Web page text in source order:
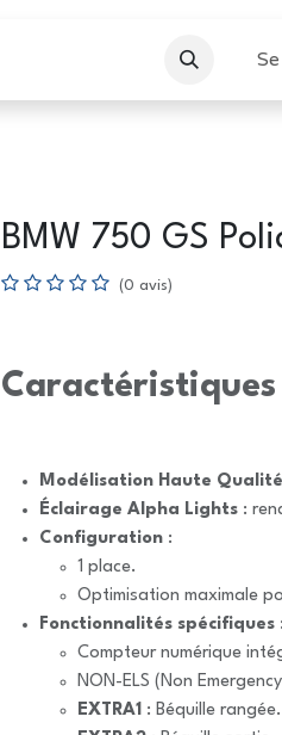
BMW 750 GS
(0 avis)
Caractéristiques
Modélisation Haute
Éclairage Alpha Lights :
Configuration :
1 place.
Optimisation maximale
Fonctionnalités spécifiques :
Compteur numérique
NON-ELS (Non
EXTRA1 : Béquille rangée.